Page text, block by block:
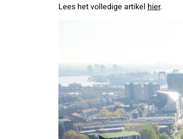
Lees het volledige artikel hier.